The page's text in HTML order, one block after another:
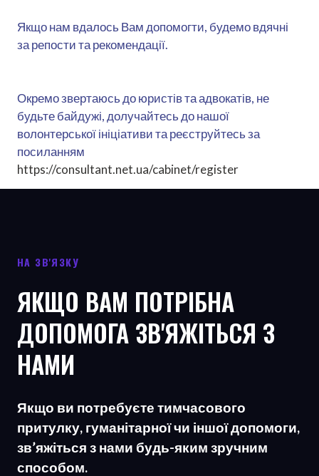
Якщо нам вдалось Вам допомогти, будемо вдячні
за репости та рекомендації.
Окремо звертаюсь до юристів та адвокатів, не
будьте байдужі, долучайтесь до нашої
волонтерської ініціативи та реєструйтесь за
посиланням
https://consultant.net.ua/cabinet/register
НА ЗВ'ЯЗКУ
ЯКЩО ВАМ ПОТРІБНА
ДОПОМОГА ЗВ'ЯЖІТЬСЯ З
НАМИ
Якщо ви потребуєте тимчасового
притулку, гуманітарної чи іншої допомоги,
зв’яжіться з нами будь-яким зручним
способом.